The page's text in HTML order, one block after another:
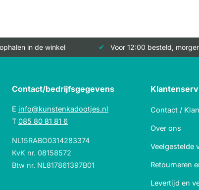
in de winkel Voor 12:00 besteld,
Contact/bedrijfsgegevens
E info@kunstenkadootjes.nl
T 085 80 81 81 6
NL15RABO0314283374
KvK nr. 08158572
Btw nr. NL817861397B01
Contact /
Over ons
Veelgestelde
Retourneren
Levertijd en